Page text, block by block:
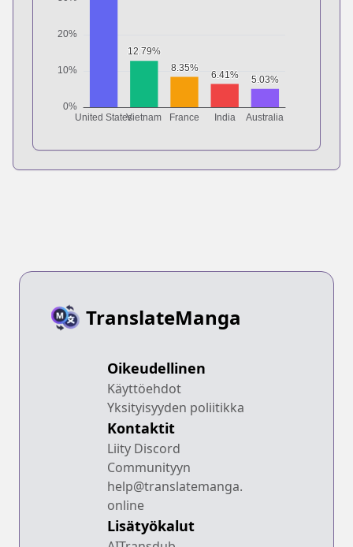
TranslateManga
Oikeudellinen
Käyttöehdot
Yksityisyyden poliitikka
Kontaktit
Liity Discord
Communityyn
help@translatemanga.
online
Lisätyökalut